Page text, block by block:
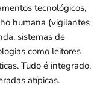
tecnológicos,
humana (vigilantes
sistemas de
como leitores
Tudo é integrado,
atípicas.